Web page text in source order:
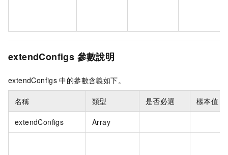
extendConfigs 參數說明
extendConfigs 中的參數含義如下。
名稱 類型 是否必選 樣本值
extendConfigs Array